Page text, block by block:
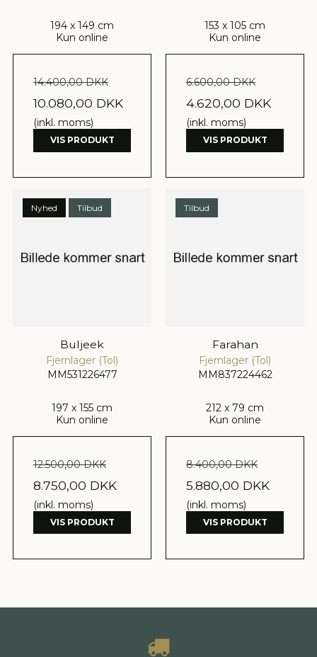
194 x 149 cm
Kun online
14.400,00 DKK
10.080,00 DKK
(inkl. moms)
VIS PRODUKT
153 x 105 cm
Kun online
6.600,00 DKK
4.620,00 DKK
(inkl. moms)
VIS PRODUKT
Nyhed Tilbud
Buljeek
Fjernlager (Tol)
MM531226477
197 x 155 cm
Kun online
12.500,00 DKK
8.750,00 DKK
(inkl. moms)
VIS PRODUKT
Tilbud
Farahan
Fjernlager (Tol)
MM837224462
212 x 79 cm
Kun online
8.400,00 DKK
5.880,00 DKK
(inkl. moms)
VIS PRODUKT